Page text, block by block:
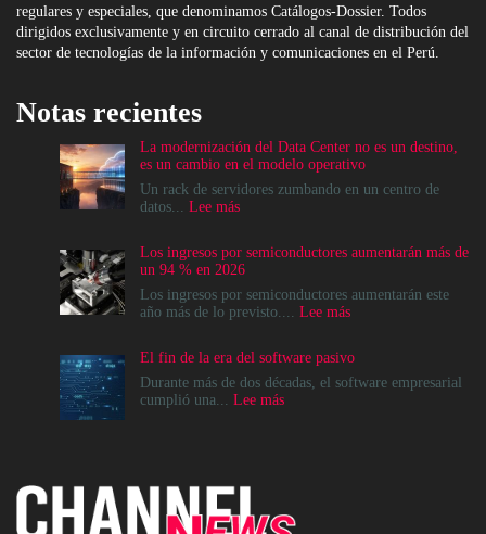
regulares y especiales, que denominamos Catálogos-Dossier. Todos
dirigidos exclusivamente y en circuito cerrado al canal de distribución del
sector de tecnologías de la información y comunicaciones en el Perú.
Notas recientes
La modernización del Data Center no es un destino,
es un cambio en el modelo operativo
Un rack de servidores zumbando en un centro de
datos... Lee más:
del
Data
Center
no
destino,
es
un
operativo
Los ingresos por semiconductores aumentarán más de
un 94 % en 2026
Los ingresos por semiconductores aumentarán este
año más de lo previsto.... Lee más:
por
semiconductores
El fin de la era del software pasivo
Durante más de dos décadas, el software empresarial
cumplió una... Lee más:
software